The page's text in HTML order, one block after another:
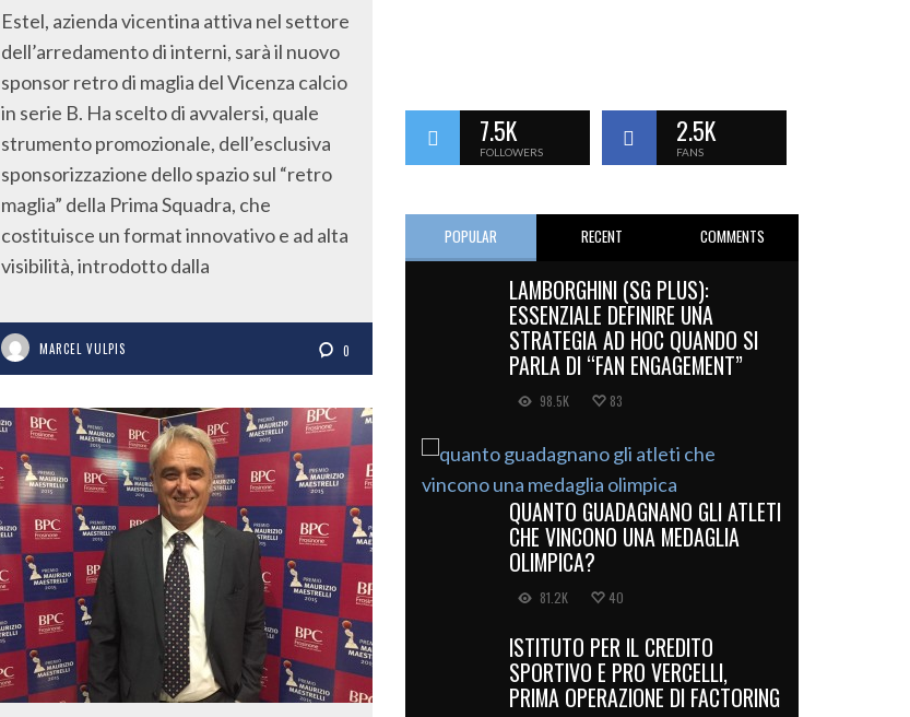
Estel, azienda vicentina attiva nel settore
dell’arredamento di interni, sarà il nuovo
sponsor retro di maglia del Vicenza calcio
in serie B. Ha scelto di avvalersi, quale
strumento promozionale, dell’esclusiva
sponsorizzazione dello spazio sul “retro
maglia” della Prima Squadra, che
costituisce un format innovativo e ad alta
visibilità, introdotto dalla
MARCEL VULPIS 0
7.5K
FOLLOWERS
2.5K
FANS
POPULAR RECENT COMMENTS
LAMBORGHINI (SG PLUS):
ESSENZIALE DEFINIRE UNA
STRATEGIA AD HOC QUANDO SI
PARLA DI “FAN ENGAGEMENT”
98.5K 83
QUANTO GUADAGNANO GLI ATLETI
CHE VINCONO UNA MEDAGLIA
OLIMPICA?
81.2K 40
ISTITUTO PER IL CREDITO
SPORTIVO E PRO VERCELLI,
PRIMA OPERAZIONE DI FACTORING